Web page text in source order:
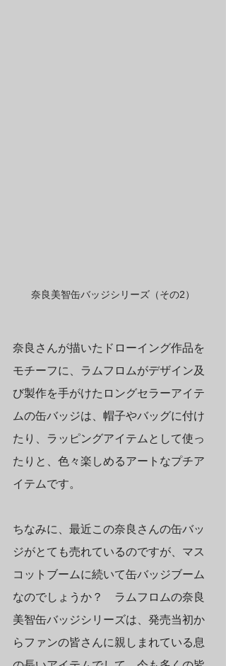
奈良美智缶バッジシリーズ（その2）
奈良さんが描いたドローイング作品を
モチーフに、ラムフロムがデザイン及
び製作を手がけたロングセラーアイテ
ムの缶バッジは、帽子やバッグに付け
たり、ラッピングアイテムとして使っ
たりと、色々楽しめるアートなプチア
イテムです。
ちなみに、最近この奈良さんの缶バッ
ジがとても売れているのですが、マス
コットブームに続いて缶バッジブーム
なのでしょうか？　ラムフロムの奈良
美智缶バッジシリーズは、発売当初か
らファンの皆さんに親しまれている息